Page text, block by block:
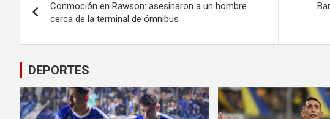
de
entradas
Conmoción en Rawson: asesinaron a un hombre
cerca de la terminal de ómnibus
DEPORTES